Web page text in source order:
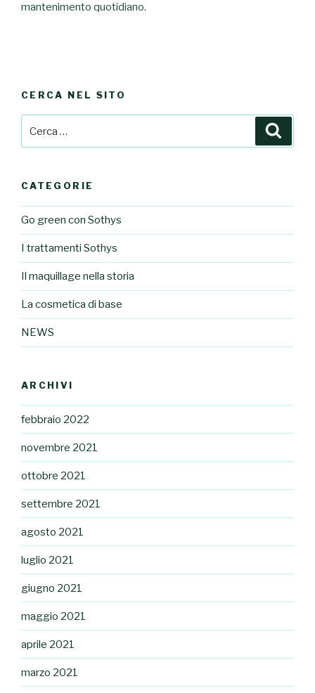
mantenimento quotidiano.
CERCA NEL SITO
CATEGORIE
Go green con Sothys
I trattamenti Sothys
Il maquillage nella storia
La cosmetica di base
NEWS
ARCHIVI
febbraio 2022
novembre 2021
ottobre 2021
settembre 2021
agosto 2021
luglio 2021
giugno 2021
maggio 2021
aprile 2021
marzo 2021